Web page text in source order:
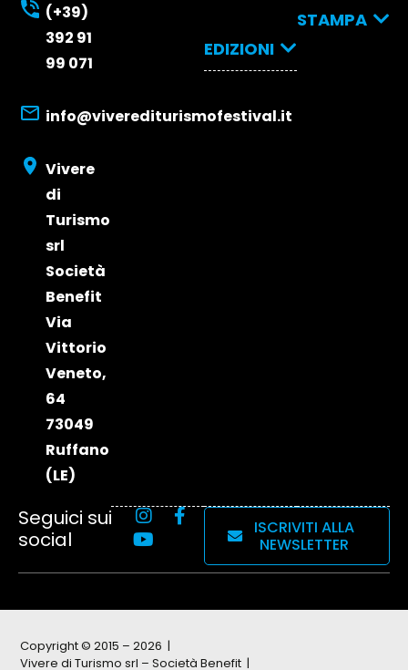
(+39)
392 91
99 071
info@viverediturismofestival.it
Vivere
di
Turismo
srl
Società
Benefit
Via
Vittorio
Veneto,
64
73049
Ruffano
(LE)
Biglietti
Edizione
Programma
Relatori
EDIZIONI
2025
Espositori
STAMPA
Seguici sui
social
ISCRIVITI ALLA
NEWSLETTER
Copyright © 2015 – 2026
Vivere di Turismo srl – Società Benefit